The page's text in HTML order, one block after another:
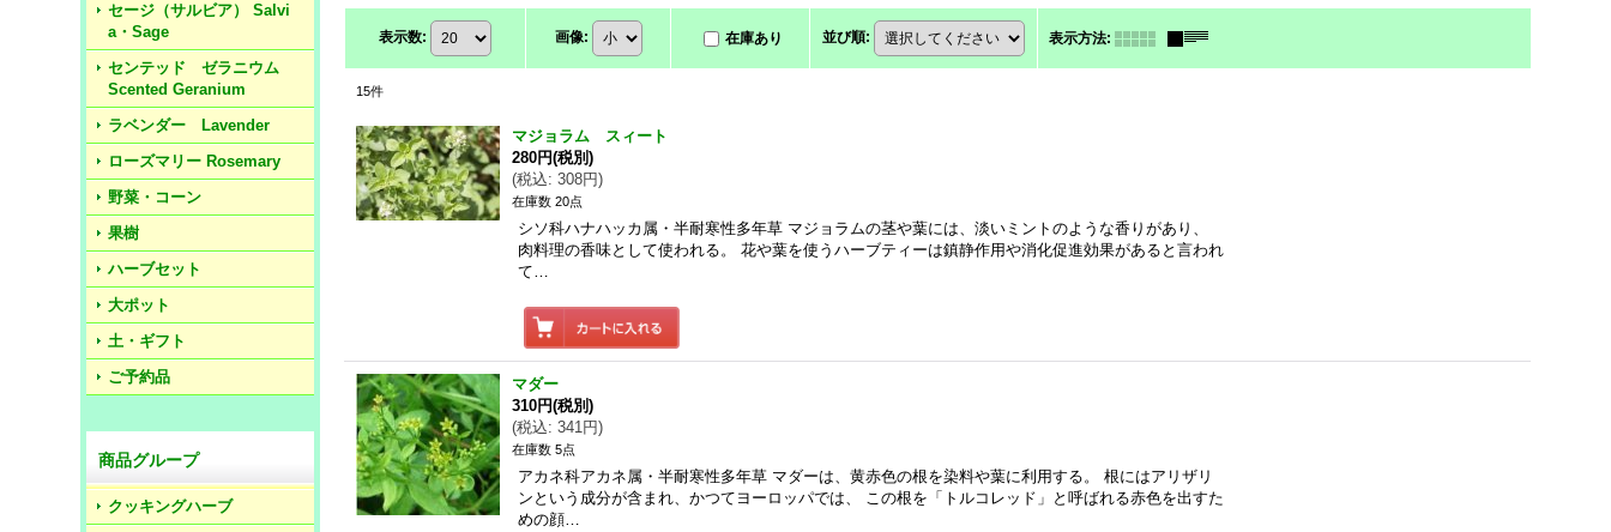
セージ（サルビア） Salvi
a・Sage
センテッド ゼラニウム
Scented Geranium
ラベンダー Lavender
ローズマリー Rosemary
野菜・コーン
果樹
ハーブセット
大ポット
土・ギフト
ご予約品
商品グループ
クッキングハーブ
表示数: 画像: 在庫あり 並び順: 表示方法:
15件
マジョラム スィート
280円(税別)
(税込: 308円)
在庫数 20点
シソ科ハナハッカ属・半耐寒性多年草 マジョラムの茎や葉には、淡いミントのような香りがあり、
肉料理の香味として使われる。 花や葉を使うハーブティーは鎮静作用や消化促進効果があると言われ
て…
マダー
310円(税別)
(税込: 341円)
在庫数 5点
アカネ科アカネ属・半耐寒性多年草 マダーは、黄赤色の根を染料や葉に利用する。 根にはアリザリ
ンという成分が含まれ、かつてヨーロッパでは、 この根を「トルコレッド」と呼ばれる赤色を出すた
めの顔…